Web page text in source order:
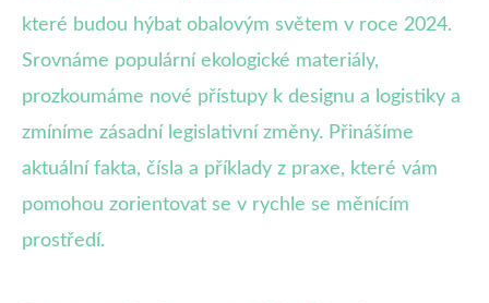
které budou hýbat obalovým světem v roce 2024.
Srovnáme populární ekologické materiály,
prozkoumáme nové přístupy k designu a logistiky a
zmíníme zásadní legislativní změny. Přinášíme
aktuální fakta, čísla a příklady z praxe, které vám
pomohou zorientovat se v rychle se měnícím
prostředí.